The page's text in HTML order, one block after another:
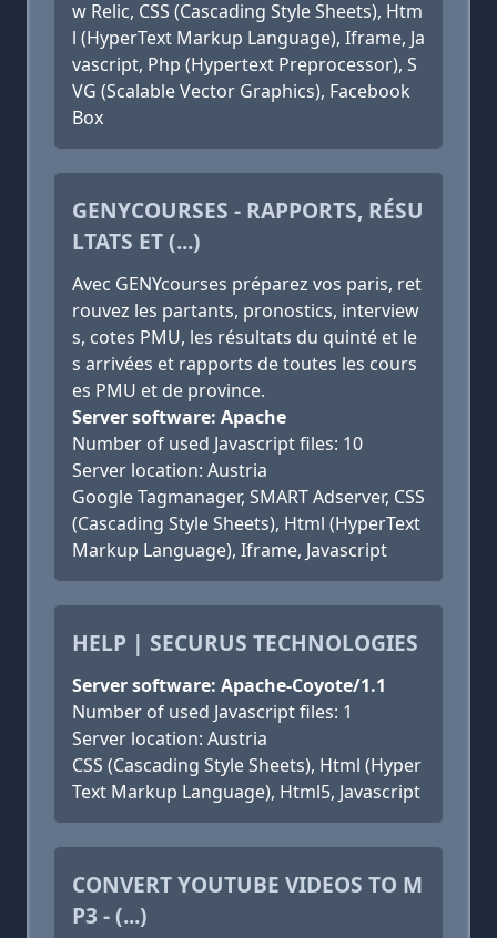
w Relic, CSS (Cascading Style Sheets), Htm
l (HyperText Markup Language), Iframe, Ja
vascript, Php (Hypertext Preprocessor), S
VG (Scalable Vector Graphics), Facebook
Box
GENYCOURSES - RAPPORTS, RÉSU
LTATS ET (...)
Avec GENYcourses préparez vos paris, ret
rouvez les partants, pronostics, interview
s, cotes PMU, les résultats du quinté et le
s arrivées et rapports de toutes les cours
es PMU et de province.
Server software: Apache
Number of used Javascript files: 10
Server location: Austria
Google Tagmanager, SMART Adserver, CSS
(Cascading Style Sheets), Html (HyperText
Markup Language), Iframe, Javascript
HELP | SECURUS TECHNOLOGIES
Server software: Apache-Coyote/1.1
Number of used Javascript files: 1
Server location: Austria
CSS (Cascading Style Sheets), Html (Hyper
Text Markup Language), Html5, Javascript
CONVERT YOUTUBE VIDEOS TO M
P3 - (...)